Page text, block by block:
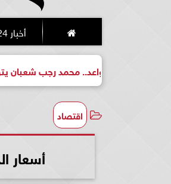
أخبار 24
واعد.. محمد رجب شعبان يتوّج بذهبيتين
اقتصاد
أسعار